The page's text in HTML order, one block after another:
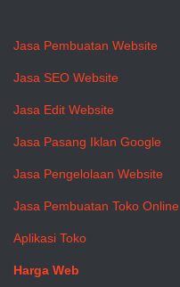
Jasa Pembuatan Website
Jasa SEO Website
Jasa Edit Website
Jasa Pasang Iklan Google
Jasa Pengelolaan Website
Jasa Pembuatan Toko Online
Aplikasi Toko
Harga Web